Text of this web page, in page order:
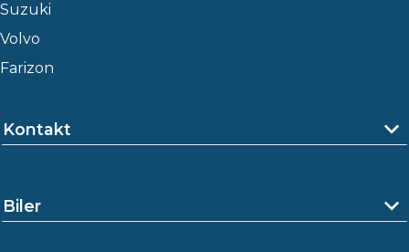
Suzuki
Volvo
Farizon
Kontakt
Biler